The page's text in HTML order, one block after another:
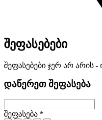
შეფასებები
შეფასებები ჯერ არ არის
დაწერეთ შეფასება
შეფასება *